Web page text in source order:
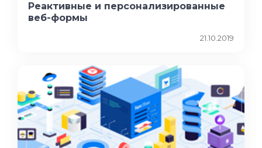
Реактивные и персонализированные
веб-формы
21.10.2019